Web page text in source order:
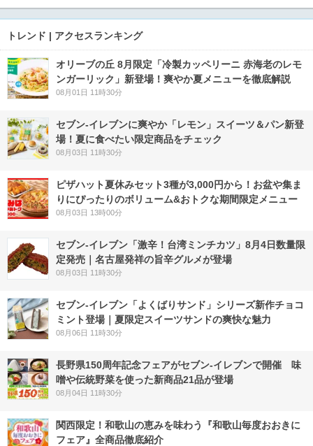
トレンド | アクセスランキング
オリーブの丘 8月限定「冷製カッペリーニ 赤海老のレモ
ンガーリック」新登場！爽やか夏メニューを徹底解説
08月01日 11時30分
セブン‐イレブンに爽やか「レモン」スイーツ＆パン新登
場！夏に食べたい限定商品をチェック
08月03日 11時30分
ピザハット夏休みセット3種が3,000円から！お盆や集ま
りにぴったりのボリューム&おトクな期間限定メニュー
08月03日 13時00分
セブン-イレブン「激辛！台湾ミンチカツ」8月4日数量限
定発売｜名古屋発祥の旨辛グルメが登場
08月03日 11時30分
セブン‐イレブン「よくばりサンド」シリーズ新作チョコ
ミント登場｜夏限定スイーツサンドの爽快な魅力
08月06日 11時30分
長野県150周年記念フェアがセブン-イレブンで開催 味
噌や伝統野菜を使った新商品21品が登場
08月04日 11時30分
関西限定！和歌山の恵みを味わう『和歌山毎度おおきに
フェア』全商品徹底紹介